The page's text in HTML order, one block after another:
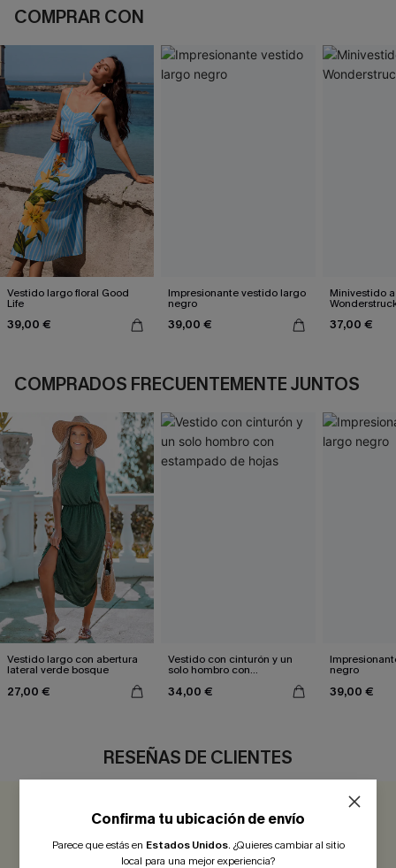
COMPRAR CON
Vestido largo floral Good
Life
39,00 €
Impresionante vestido largo
negro
39,00 €
Minivestido
37,00 €
COMPRADOS FRECUENTEMENTE JUNTOS
Vestido largo con abertura
lateral verde bosque
27,00 €
Vestido con cinturón y un
solo hombro con
34,00 €
negro
39,00 €
RESEÑAS DE CLIENTES
5.0 1 COMENTARIO
Confirma tu ubicación de envío
Parece que estás en Estados Unidos. ¿Quieres cambiar al sitio
local para una mejor experiencia?